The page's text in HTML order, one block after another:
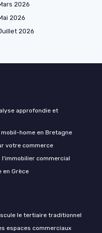
2026
2026
2026
approfondie et
home en Bretagne
votre commerce
commercial
en Grèce
le tertiaire traditionnel
espaces commerciaux